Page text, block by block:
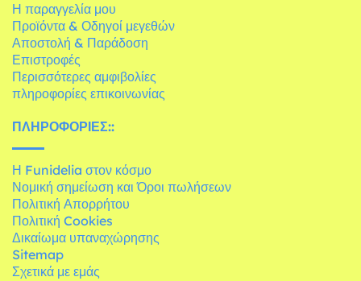
Η παραγγελία μου
Προϊόντα & Οδηγοί μεγεθών
Αποστολή & Παράδοση
Επιστροφές
Περισσότερες αμφιβολίες
πληροφορίες επικοινωνίας
ΠΛΗΡΟΦΟΡΊΕΣ::
Η Funidelia στον κόσμο
Νομική σημείωση και Όροι πωλήσεων
Πολιτική Απορρήτου
Πολιτική Cookies
Δικαίωμα υπαναχώρησης
Sitemap
Σχετικά με εμάς